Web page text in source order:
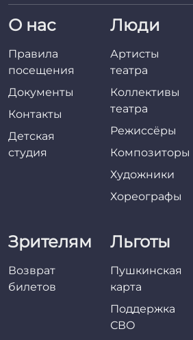
О нас
Правила
посещения
Документы
Контакты
Детская
студия
Люди
Артисты
театра
Коллективы
театра
Режиссёры
Композиторы
Художники
Хореографы
Зрителям
Возврат
билетов
Льготы
Пушкинская
карта
Поддержка
СВО